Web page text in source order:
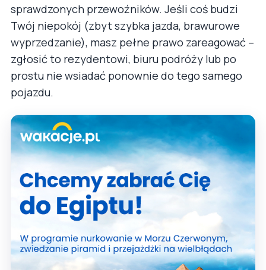
sprawdzonych przewoźników. Jeśli coś budzi
Twój niepokój (zbyt szybka jazda, brawurowe
wyprzedzanie), masz pełne prawo zareagować –
zgłosić to rezydentowi, biuru podróży lub po
prostu nie wsiadać ponownie do tego samego
pojazdu.